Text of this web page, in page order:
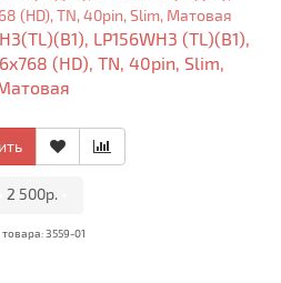
LP156WH3 (TL)(B1),
(HD), TN, 40pin, Slim,
2 500р.
товара: 3559-01